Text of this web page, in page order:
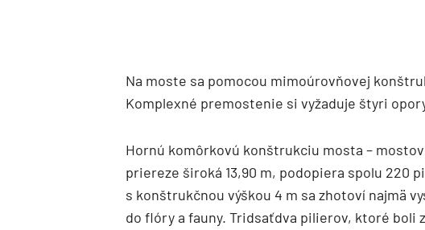
Na moste sa pomocou mimoúrovňovej
Komplexné premostenie si vyžaduje štyri
Hornú komôrkovú konštrukciu mosta –
priereze široká 13,90 m, podopiera spolu 220
s konštrukčnou výškou 4 m sa zhotoví najmä
do flóry a fauny. Tridsaťdva pilierov, ktoré boli